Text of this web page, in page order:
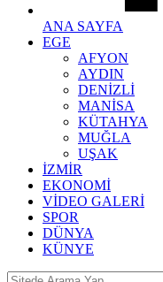
ANA SAYFA
EGE
AFYON
AYDIN
DENİZLİ
MANİSA
KÜTAHYA
MUĞLA
UŞAK
İZMİR
EKONOMİ
VİDEO GALERİ
SPOR
DÜNYA
KÜNYE